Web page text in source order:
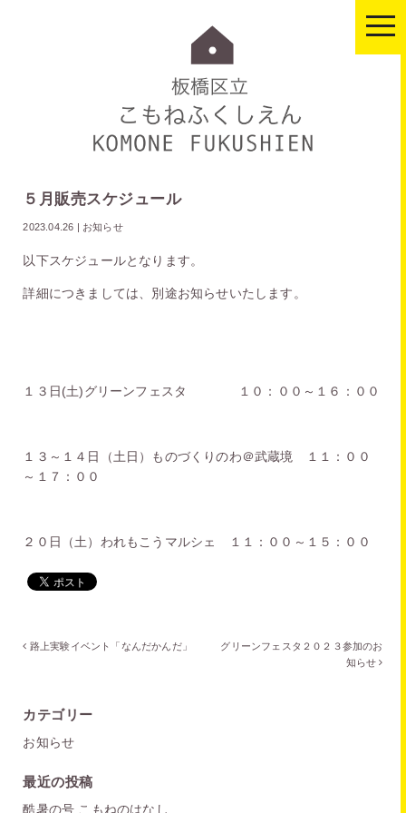
５月販売スケジュール
2023.04.26 お知らせ
以下スケジュールとなります。
詳細につきましては、別途お知らせいたします。
１３日(土)グリーンフェスタ １０：００～１６：００
１３～１４日（土日）ものづくりのわ＠武蔵境 １１：００
～１７：００
２０日（土）われもこうマルシェ １１：００～１５：００
路上実験イベント「なんだかんだ」
グリーンフェスタ２０２３参加のお
知らせ
カテゴリー
お知らせ
最近の投稿
酷暑の号 こもねのはなし